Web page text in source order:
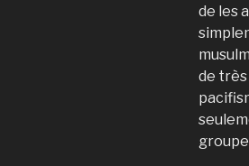
de les
de très
groupe